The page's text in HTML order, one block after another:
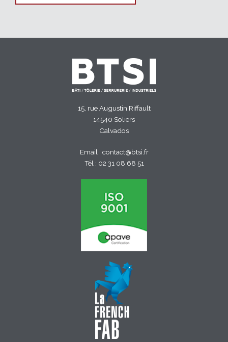
15, rue Augustin Riffault
14540 Soliers
Calvados
Email : contact@btsi.fr
Tél : 02 31 08 68 51